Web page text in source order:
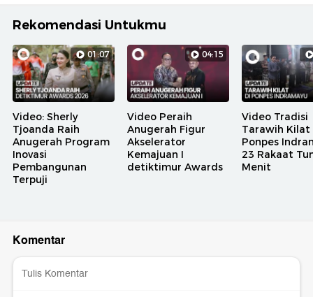
Rekomendasi Untukmu
01:07
Video: Sherly
Tjoanda Raih
Anugerah Program
Inovasi
Pembangunan
Terpuji
04:15
Video Peraih
Anugerah Figur
Akselerator
Kemajuan I
detiktimur Awards
Video Tradisi
Tarawih Kilat
Ponpes
23 Rakaat
Menit